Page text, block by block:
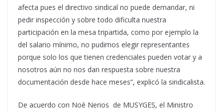
afecta pues el directivo sindical no puede demandar, ni
pedir inspección y sobre todo dificulta nuestra
participación en la mesa tripartida, como por ejemplo la
del salario mínimo, no pudimos elegir representantes
porque solo los que tienen credenciales pueden votar y a
nosotros aún no nos dan respuesta sobre nuestra
documentación desde hace meses”, explicó la sindicalista.
De acuerdo con Noé Nerios de MUSYGES, el Ministro